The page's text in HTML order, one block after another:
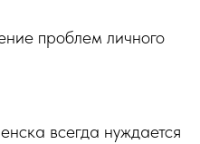
проблем личного
всегда нуждается